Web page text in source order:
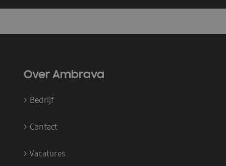
Over Ambrava
> Bedrijf
> Contact
> Vacatures